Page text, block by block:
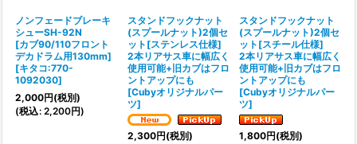
ノンフェードブレーキ
シューSH-92N
[カブ90/110フロント
デカドラム用130mm]
[キタコ:770-
1092030]
2,000円(税別)
(税込: 2,200円)
スタンドフックナット
(スプールナット)2個セ
ット[ステンレス仕様]
2本リアサス車に幅広く
使用可能+旧カブはフロ
ントアップにも
[Cubyオリジナルパー
ツ]
2,300円(税別)
スタンドフックナット
(スプールナット)2個セ
ット[スチール仕様]
2本リアサス車に幅広く
使用可能+旧カブはフロ
ントアップにも
[Cubyオリジナルパー
ツ]
1,800円(税別)